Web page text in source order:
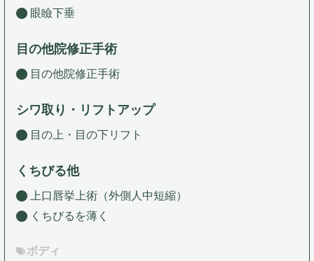
眼瞼下垂
目の他院修正手術
目の他院修正手術
シワ取り・リフトアップ
目の上・目の下リフト
くちびる他
上口唇挙上術（外側人中短縮）
くちびるを薄く
ボディ